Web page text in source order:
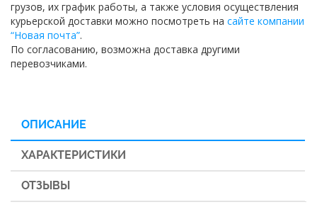
грузов, их график работы, а также условия осуществления
курьерской доставки можно посмотреть на сайте компании
“Новая почта”.
По согласованию, возможна доставка другими
перевозчиками.
ОПИСАНИЕ
ХАРАКТЕРИСТИКИ
ОТЗЫВЫ